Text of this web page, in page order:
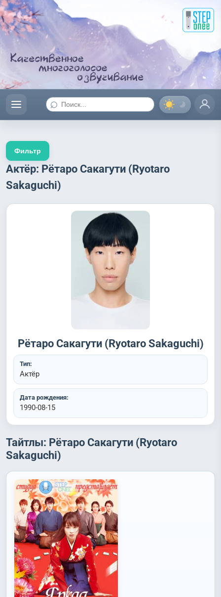
⌕
Актёр: Рётаро Сакагути (Ryotaro
Sakaguchi)
Рётаро Сакагути (Ryotaro Sakaguchi)
Тип:
Актёр
Дата рождения:
1990-08-15
Тайтлы: Рётаро Сакагути (Ryotaro
Sakaguchi)
Фильтр